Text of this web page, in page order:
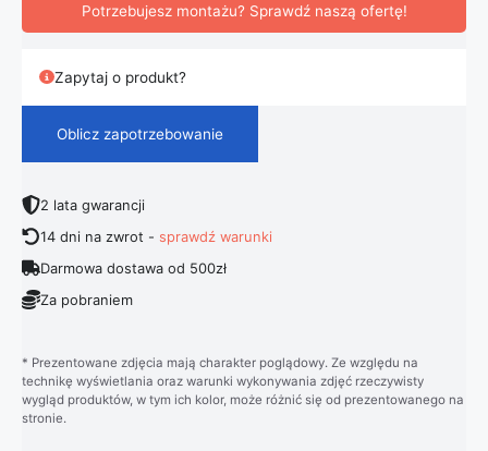
Potrzebujesz montażu? Sprawdź naszą ofertę!
Zapytaj o produkt?
Oblicz zapotrzebowanie
2 lata gwarancji
14 dni na zwrot -sprawdź warunki
Darmowa dostawa od 500zł
Za pobraniem
* Prezentowane zdjęcia mają charakter poglądowy. Ze względu na
technikę wyświetlania oraz warunki wykonywania zdjęć rzeczywisty
wygląd produktów, w tym ich kolor, może różnić się od prezentowanego na
stronie.